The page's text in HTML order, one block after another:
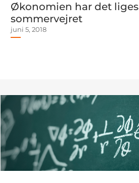
Økonomien har det
sommervejret
juni 5, 2018